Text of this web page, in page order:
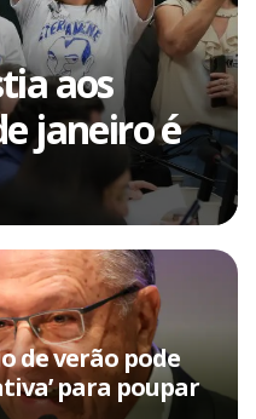
aos
janeiro é
de verão pode
para poupar